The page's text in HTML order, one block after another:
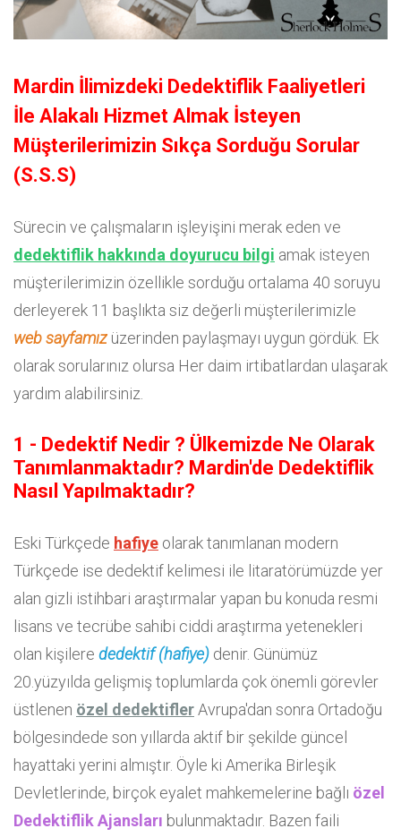
Mardin İlimizdeki Dedektiflik Faaliyetleri
İle Alakalı Hizmet Almak İsteyen
Müşterilerimizin Sıkça Sorduğu Sorular
(S.S.S)
Sürecin ve çalışmaların işleyişini merak eden ve
dedektiflik hakkında doyurucu bilgi amak isteyen
müşterilerimizin özellikle sorduğu ortalama 40 soruyu
derleyerek 11 başlıkta siz değerli müşterilerimizle
web sayfamız üzerinden paylaşmayı uygun gördük. Ek
olarak sorularınız olursa Her daim irtibatlardan ulaşarak
yardım alabilirsiniz.
1 - Dedektif Nedir ? Ülkemizde Ne Olarak
Tanımlanmaktadır? Mardin'de Dedektiflik
Nasıl Yapılmaktadır?
Eski Türkçede hafiye olarak tanımlanan modern
Türkçede ise dedektif kelimesi ile litaratörümüzde yer
alan gizli istihbari araştırmalar yapan bu konuda resmi
lisans ve tecrübe sahibi ciddi araştırma yetenekleri
olan kişilere dedektif (hafiye) denir. Günümüz
20.yüzyılda gelişmiş toplumlarda çok önemli görevler
üstlenen özel dedektiflerAvrupa'dan sonra Ortadoğu
bölgesindede son yıllarda aktif bir şekilde güncel
hayattaki yerini almıştır. Öyle ki Amerika Birleşik
Devletlerinde, birçok eyalet mahkemelerine bağlı özel
Dedektiflik Ajansları bulunmaktadır. Bazen faili